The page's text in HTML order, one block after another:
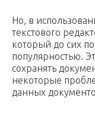
Но, в
текстового
который до сих
популярностью.
сохранять
некоторые
данных